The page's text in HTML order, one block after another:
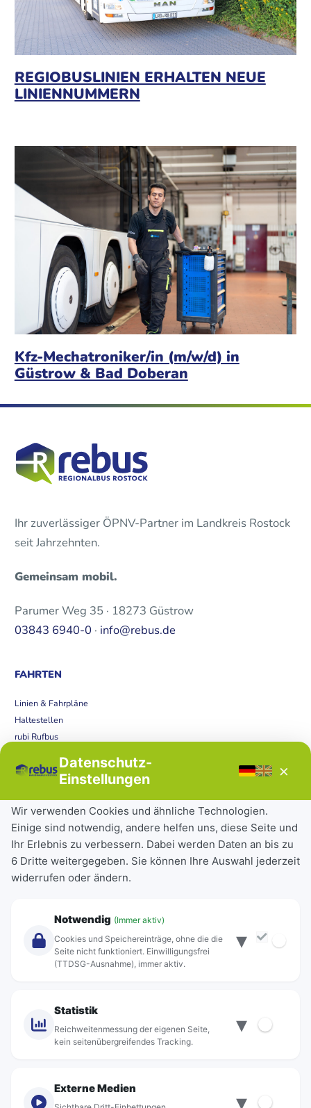
REGIOBUSLINIEN ERHALTEN NEUE
LINIENNUMMERN
Kfz-Mechatroniker/in (m/w/d) in
Güstrow & Bad Doberan
Ihr zuverlässiger ÖPNV-Partner im Landkreis Rostock
seit Jahrzehnten.
Gemeinsam mobil.
Parumer Weg 35 · 18273 Güstrow
03843 6940-0 · info@rebus.de
FAHRTEN
Linien & Fahrpläne
Haltestellen
rubi Rufbus
Störungen
Tickets & Tarife
Deutschlandticket
Schülerkarte
Einzeltickets
Abonnements
Über Rebus
Standorte
Datenschutz-
Einstellungen
×
Wir verwenden Cookies und ähnliche Technologien.
Einige sind notwendig, andere helfen uns, diese Seite und
Ihr Erlebnis zu verbessern. Dabei werden Daten an bis zu
6 Dritte weitergegeben. Sie können Ihre Auswahl jederzeit
widerrufen oder ändern.
Notwendig (Immer aktiv)
Cookies und Speichereinträge, ohne die die
Seite nicht funktioniert. Einwilligungsfrei
(TTDSG-Ausnahme), immer aktiv.
▾
Statistik
Reichweitenmessung der eigenen Seite,
kein seitenübergreifendes Tracking.
▾
Externe Medien
▾